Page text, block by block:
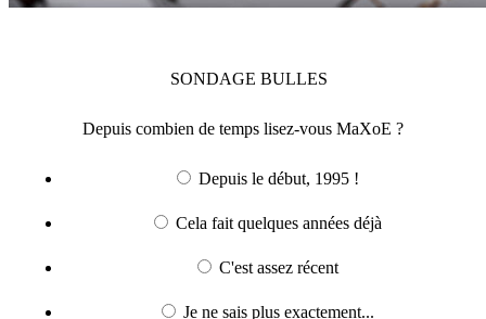
SONDAGE BULLES
Depuis combien de temps lisez-vous MaXoE ?
Depuis le début, 1995 !
Cela fait quelques années déjà
C'est assez récent
Je ne sais plus exactement...